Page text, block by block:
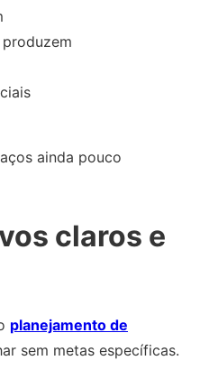
ainda pouco
claros e
planejamento de
sem metas específicas.